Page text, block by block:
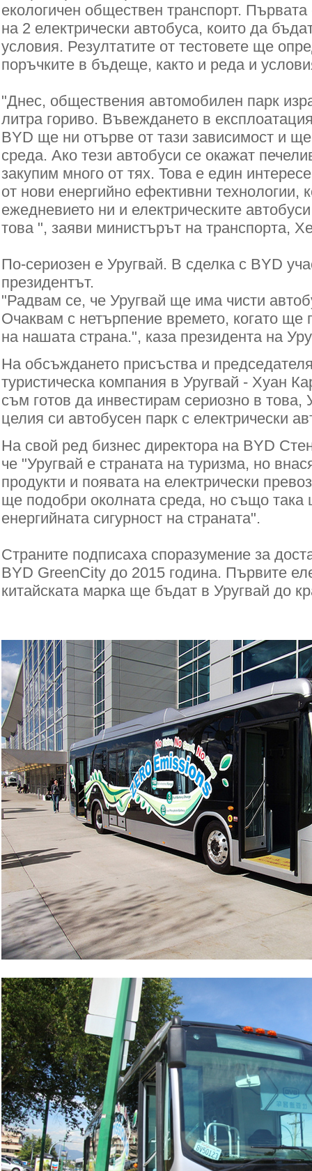
екологичен обществен транспорт. Първата
на 2 електрически автобуса, които да
условия. Резултатите от тестовете ще
поръчките в бъдеще, както и реда и
"Днес, обществения автомобилен парк
литра гориво. Въвеждането в
BYD ще ни отърве от тази зависимост и
среда. Ако тези автобуси се окажат
закупим много от тях. Това е един
от нови енергийно ефективни технологии,
ежедневието ни и електрическите
това ", заяви министърът на транспорта,
По-сериозен e Уругвай. В сделка с BYD
президентът.
"Радвам се, че Уругвай ще има чисти
Очаквам с нетърпение времето, когато
на нашата страна.", каза президента на
На обсъждането присъства и
туристическа компания в Уругвай - Хуан
съм готов да инвестирам сериозно в това,
целия си автобусен парк с електрически
На свой ред бизнес директора на BYD
че "Уругвай е страната на туризма, но
продукти и появата на електрически
ще подобри околната среда, но също така
енергийната сигурност на страната".
Страните подписаха споразумение за
BYD GreenCity до 2015 година. Първите
китайската марка ще бъдат в Уругвай до